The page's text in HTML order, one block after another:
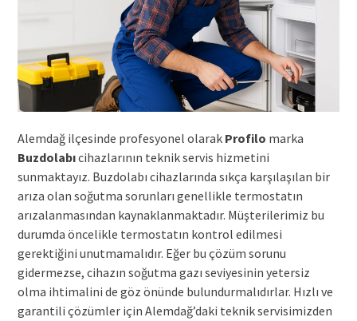
Alemdağ ilçesinde profesyonel olarak Profilo marka
Buzdolabıcihazlarının teknik servis hizmetini
sunmaktayız. Buzdolabı cihazlarında sıkça karşılaşılan bir
arıza olan soğutma sorunları genellikle termostatın
arızalanmasından kaynaklanmaktadır. Müşterilerimiz bu
durumda öncelikle termostatın kontrol edilmesi
gerektiğini unutmamalıdır. Eğer bu çözüm sorunu
gidermezse, cihazın soğutma gazı seviyesinin yetersiz
olma ihtimalini de göz önünde bulundurmalıdırlar. Hızlı ve
garantili çözümler için Alemdağ’daki teknik servisimizden